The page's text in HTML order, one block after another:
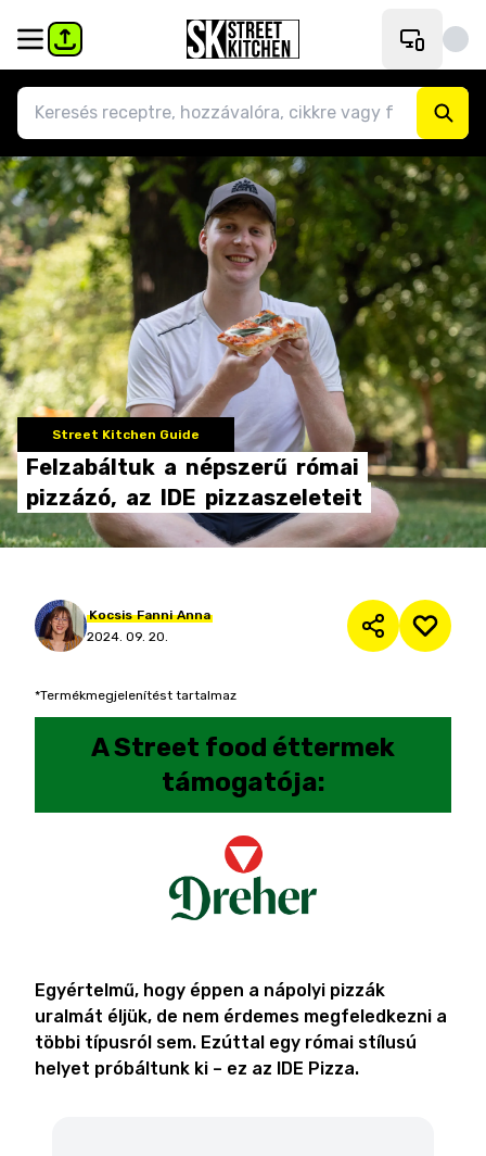
Street Kitchen Guide
Felzabáltuk a népszerű római
pizzázó, az IDE pizzaszeleteit
Kocsis Fanni Anna
2024. 09. 20.
*Termékmegjelenítést tartalmaz
AStreet food éttermek
támogatója:
Egyértelmű, hogy éppen a nápolyi pizzák
uralmát éljük, de nem érdemes megfeledkezni a
többi típusról sem. Ezúttal egy római stílusú
helyet próbáltunk ki – ez az IDE Pizza.